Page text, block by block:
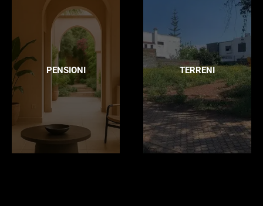
PENSIONI TERRENI